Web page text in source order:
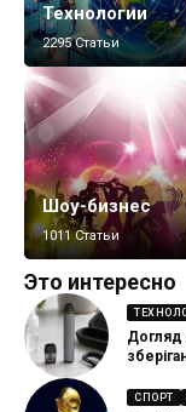
Технологии
2295 Статьи
Шоу-бизнес
1011 Статьи
Это интересно
Догляд
СПОРТ